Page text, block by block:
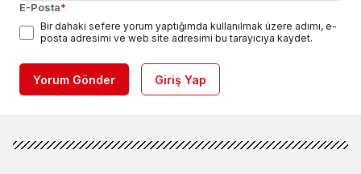
E-Posta*
Bir dahaki sefere yorum yaptığımda kullanılmak üzere adımı, e-
posta adresimi ve web site adresimi bu tarayıcıya kaydet.
Yorum Gönder Giriş Yap